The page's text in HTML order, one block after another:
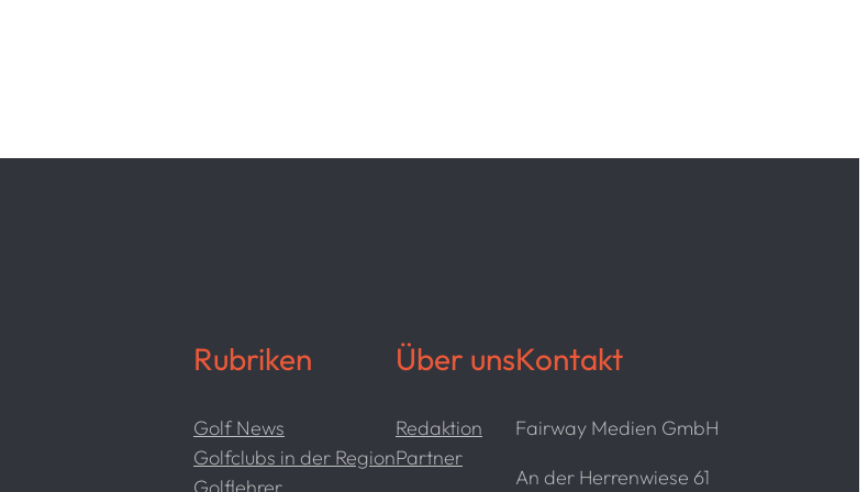
Rubriken
Golf News
Golfclubs in der Region
Über uns
Redaktion
Partner
Kontakt
Fairway Medien GmbH
An der Herrenwiese 61